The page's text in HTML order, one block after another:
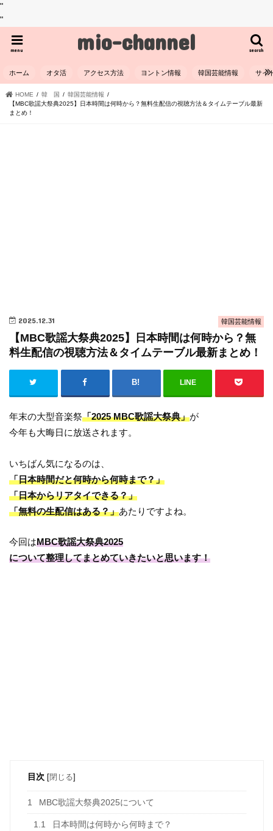
"
"
mio-channel search
menu
ホーム オタ活 アクセス方法 ヨントン情報 韓国芸能情報 サイ
HOME 韓 国
韓国芸能情報
【MBC歌謡大祭典2025】日本時間は何時から？無料生配信の視聴方法＆タイムテーブル最新
まとめ！
韓国芸能情報
2025.12.31
【MBC歌謡大祭典2025】日本時間は何時から？無
料生配信の視聴方法＆タイムテーブル最新まとめ！
LINE
年末の大型音楽祭「2025 MBC歌謡大祭典」が
今年も大晦日に放送されます。
いちばん気になるのは、
「日本時間だと何時から何時まで？」
「日本からリアタイできる？」
「無料の生配信はある？」あたりですよね。
今回はMBC歌謡大祭典2025
について整理してまとめていきたいと思います！
目次 [閉じる]
1 MBC歌謡大祭典2025について
1.1 日本時間は何時から何時まで？